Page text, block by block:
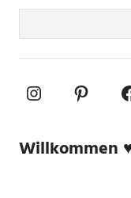
Instagram
Willkommen